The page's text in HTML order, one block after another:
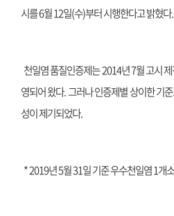
시를 6월 12일(수)부터 시행한다고 밝혔다.
천일염 품질인증제는 2014년 7월 고시
영되어 왔다. 그러나 인증제별 상이한 기
성이 제기되었다.
* 2019년 5월 31일 기준 우수천일염 1개